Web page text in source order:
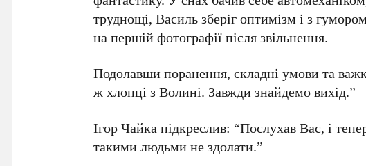
труднощі, Василь зберіг оптимізм і з
на першій фотографії після звільнення.
Подолавши поранення, складні умови та
ж хлопці з Волині. Завжди знайдемо вихід.”
Ігор Чайка підкреслив: “Послухав Вас, і
такими людьми не здолати.”